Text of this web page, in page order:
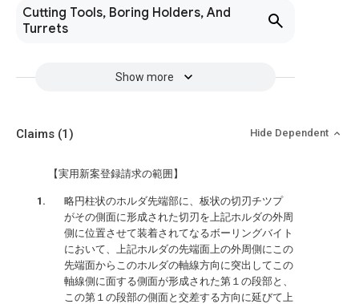
Cutting Tools, Boring Holders, And
Turrets
Show more
Claims (1) Hide Dependent
【実用新案登録請求の範囲】
略円柱状のホルダ先端部に、板状の切刃チツプ
がその側面に形成された切刃を上記ホルダの外周
側に位置させて装着されてなるボーリングバイト
において、上記ホルダの先端面上の外周側にこの
先端面からこのホルダの軸線方向に突出してこの
軸線側に面する側面が形成された第１の段部と、
この第１の段部の側面と交差する方向に延びて上